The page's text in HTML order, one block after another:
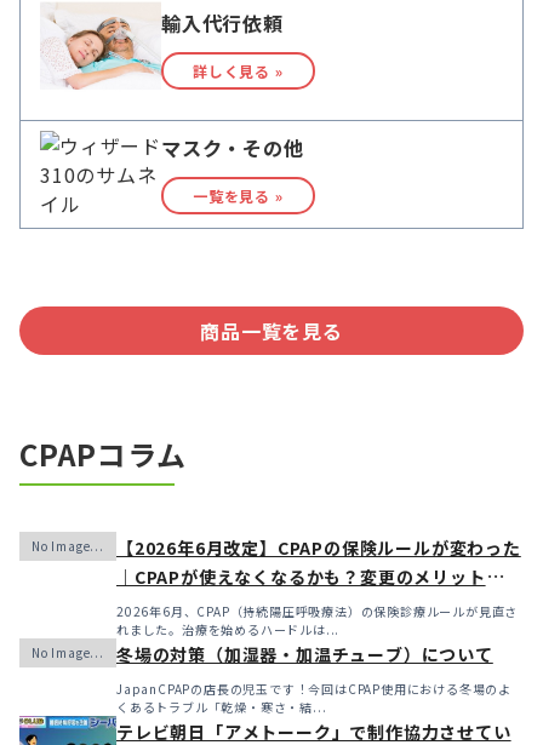
輸入代行依頼
詳しく見る »
マスク・その他
一覧を見る »
商品一覧を見る
CPAPコラム
【2026年6月改定】CPAPの保険ルールが変わった
｜CPAPが使えなくなるかも？変更のメリット・デ
メリットと「購入」という選択肢
2026年6月、CPAP（持続陽圧呼吸療法）の保険診療ルールが見直さ
れました。治療を始めるハードルは...
冬場の対策（加湿器・加温チューブ）について
JapanCPAPの店長の児玉です！今回はCPAP使用における冬場のよ
くあるトラブル「乾燥・寒さ・結...
テレビ朝日「アメトーーク」で制作協力させてい